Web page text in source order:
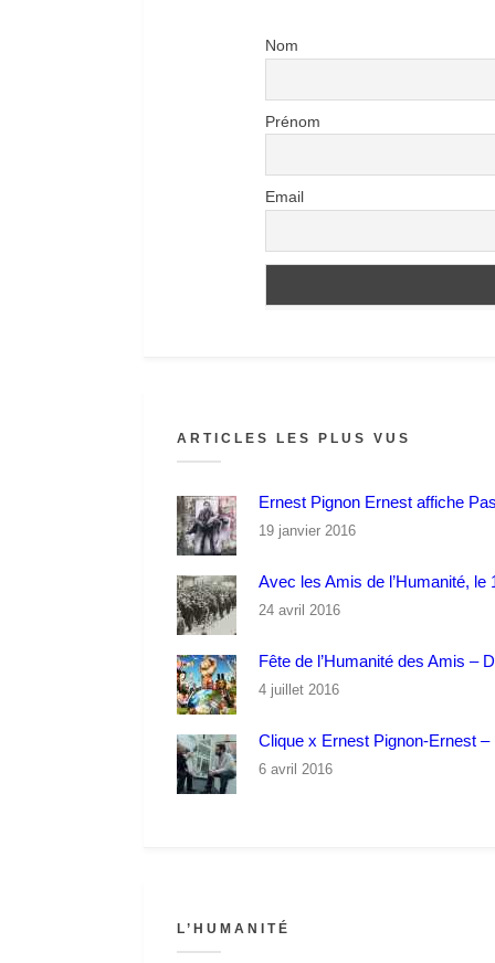
Nom
Prénom
Email
ARTICLES LES PLUS VUS
Ernest Pignon Ernest affiche
19 janvier 2016
Avec les Amis de l’Humanité, le
24 avril 2016
Fête de l’Humanité des Amis –
4 juillet 2016
Clique x Ernest Pignon-Ernest
6 avril 2016
L’HUMANITÉ